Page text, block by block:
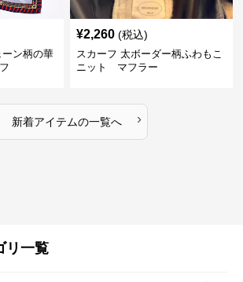
ン柄の華
¥2,260 (税込)
スカーフ 太ボーダー柄ふわもこ
ニット マフラー
新着アイテムの一覧へ ›
リ一覧